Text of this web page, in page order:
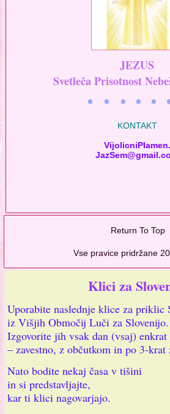
JEZUS
Svetleča Prisotnost
* * * * *
KONTAKT
VijolicniPlamen.
Return To Top
Vse pravice pridržane
Klici za
Uporabite naslednje klice za priklic
iz Višjih Območij Luči za Slovenijo.
Izgovorite jih vsak dan (vsaj) enkrat
– zavestno, z občutkom in po 3-krat
Nato bodite nekaj časa v tišini
in si predstavljajte,
kar ti klici nagovarjajo.